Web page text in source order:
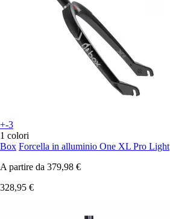
+-3
1 colori
Box Forcella in alluminio One XL Pro Light
A partire da 379,98 €
328,95 €